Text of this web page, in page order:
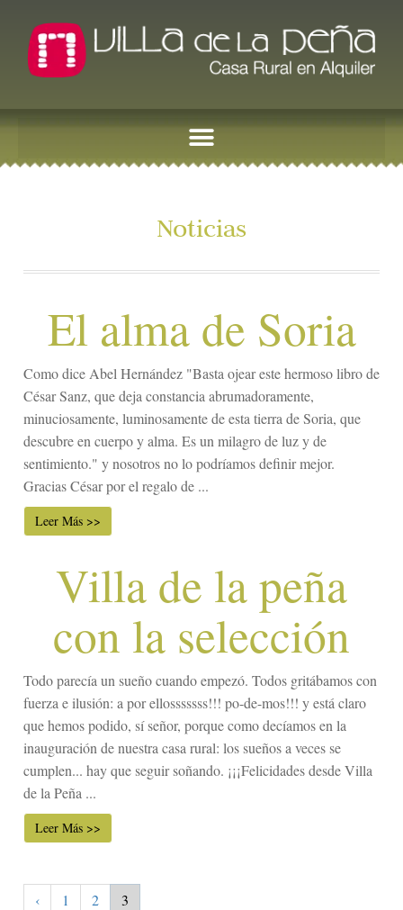
Noticias
El alma de Soria
Como dice Abel Hernández "Basta ojear este hermoso libro de
César Sanz, que deja constancia abrumadoramente,
minuciosamente, luminosamente de esta tierra de Soria, que
descubre en cuerpo y alma. Es un milagro de luz y de
sentimiento." y nosotros no lo podríamos definir mejor.
Gracias César por el regalo de ...
Leer Más >>
Villa de la peña
con la selección
Todo parecía un sueño cuando empezó. Todos gritábamos con
fuerza e ilusión: a por ellosssssss!!! po-de-mos!!! y está claro
que hemos podido, sí señor, porque como decíamos en la
inauguración de nuestra casa rural: los sueños a veces se
cumplen... hay que seguir soñando. ¡¡¡Felicidades desde Villa
de la Peña ...
Leer Más >>
‹ 1 2 3